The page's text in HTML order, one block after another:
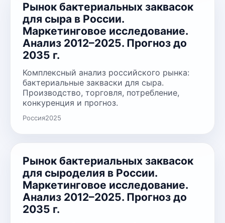
Рынок бактериальных заквасок
для сыра в России.
Маркетинговое исследование.
Анализ 2012–2025. Прогноз до
2035 г.
Комплексный анализ российского рынка:
бактериальные закваски для сыра.
Производство, торговля, потребление,
конкуренция и прогноз.
Россия2025
Рынок бактериальных заквасок
для сыроделия в России.
Маркетинговое исследование.
Анализ 2012–2025. Прогноз до
2035 г.